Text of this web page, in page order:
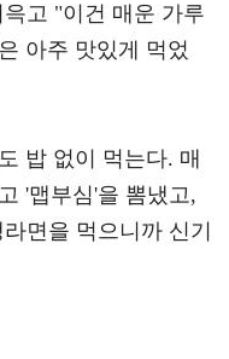
고 "이건 매운 가루
아주 맛있게 먹었
밥 없이 먹는다. 매
'맵부심'을 뽐냈고,
면을 먹으니까 신기